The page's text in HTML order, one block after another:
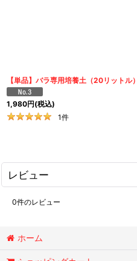
【単品】バラ専用培養土（20リットル）
1,980円(税込)
1件
レビュー
0件のレビュー
ホーム